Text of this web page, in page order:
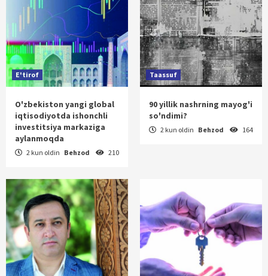
E'tirof
O'zbekiston yangi global
iqtisodiyotda ishonchli
investitsiya markaziga
aylanmoqda
2 kun oldin Behzod 210
Taassuf
90 yillik nashrning mayog'i
so'ndimi?
2 kun oldin Behzod 164